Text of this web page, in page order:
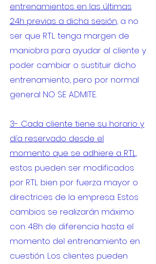
entrenamientos en las últimas
24h previas a dicha sesión, a no
ser que RTL tenga margen de
maniobra para ayudar al cliente y
poder cambiar o sustituir dicho
entrenamiento, pero por normal
general NO SE ADMITE.
3- Cada cliente tiene su horario y
día reservado desde el
momento que se adhiere a RTL,
estos pueden ser modificados
por RTL bien por fuerza mayor o
directrices de la empresa. Estos
cambios se realizarán máximo
con 48h de diferencia hasta el
momento del entrenamiento en
cuestión. Los clientes pueden